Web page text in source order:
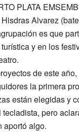
PLATA
Alvarez
es que
y en los
de este
la primera
están elegidas y
tecladista, pero
aportó algo.